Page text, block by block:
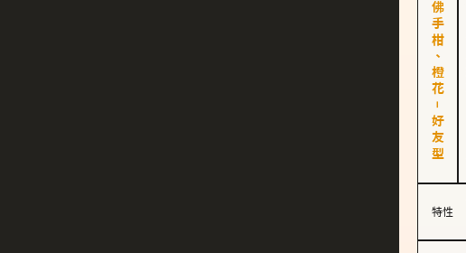
佛手柑、橙花－好友型
特性